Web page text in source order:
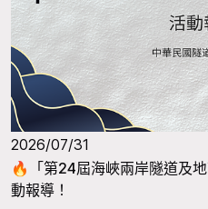
2026/07/31
🔥「第24屆海峽兩岸隧道及
動報導！